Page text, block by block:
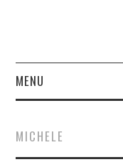
MENU
FINANCE
MICHELE